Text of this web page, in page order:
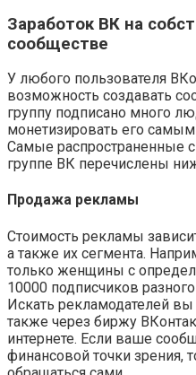
Заработок ВК на
сообществе
У любого пользователя
возможность создавать
группу подписано много
монетизировать его
Самые распространенные
группе ВК перечислены
Продажа рекламы
Стоимость рекламы
а также их сегмента.
только женщины с
10000 подписчиков
Искать рекламодателей
также через биржу
интернете. Если ваше
финансовой точки зрения,